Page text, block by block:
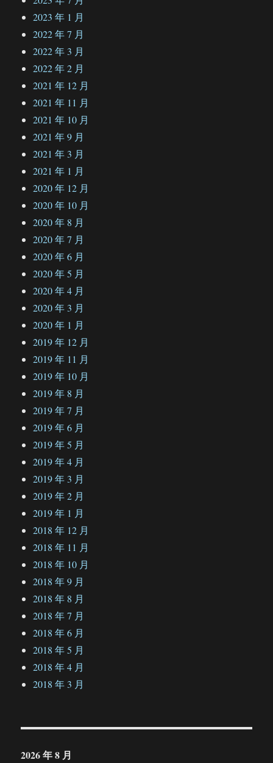
2023 年 1 月
2022 年 7 月
2022 年 3 月
2022 年 2 月
2021 年 12 月
2021 年 11 月
2021 年 10 月
2021 年 9 月
2021 年 3 月
2021 年 1 月
2020 年 12 月
2020 年 10 月
2020 年 8 月
2020 年 7 月
2020 年 6 月
2020 年 5 月
2020 年 4 月
2020 年 3 月
2020 年 1 月
2019 年 12 月
2019 年 11 月
2019 年 10 月
2019 年 8 月
2019 年 7 月
2019 年 6 月
2019 年 5 月
2019 年 4 月
2019 年 3 月
2019 年 2 月
2019 年 1 月
2018 年 12 月
2018 年 11 月
2018 年 10 月
2018 年 9 月
2018 年 8 月
2018 年 7 月
2018 年 6 月
2018 年 5 月
2018 年 4 月
2018 年 3 月
2026 年 8 月